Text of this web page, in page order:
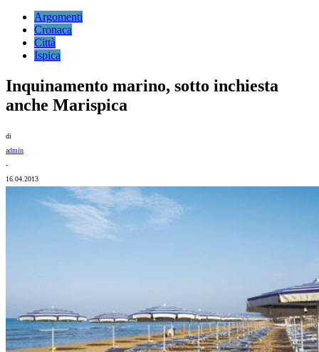
Argomenti
Cronaca
Città
Ispica
Inquinamento marino, sotto inchiesta
anche Marispica
di
admin
-
16.04.2013